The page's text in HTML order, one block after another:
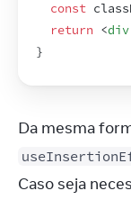
const
return <div
}
Da mesma
Caso seja